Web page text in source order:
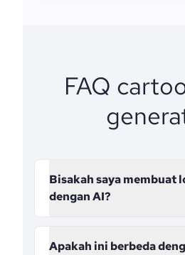
FAQ
Bisakah saya membuat
dengan AI?
Apakah ini berbeda